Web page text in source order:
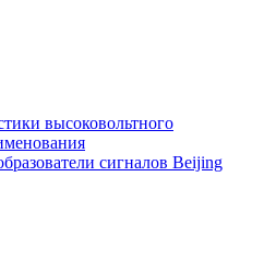
высоковольтного
сигналов Beijing